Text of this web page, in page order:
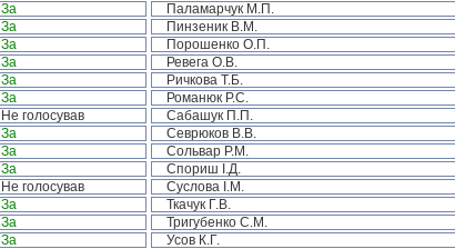
За Паламарчук М.П.
За Пинзеник В.М.
За Порошенко О.П.
За Ревега О.В.
За Ричкова Т.Б.
За Романюк Р.С.
Не голосував Сабашук П.П.
За Севрюков В.В.
За Сольвар Р.М.
За Спориш І.Д.
Не голосував Суслова І.М.
За Ткачук Г.В.
За Тригубенко С.М.
За Усов К.Г.